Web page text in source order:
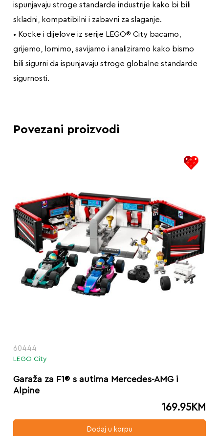
ispunjavaju stroge standarde industrije kako bi bili
skladni, kompatibilni i zabavni za slaganje.
• Kocke i dijelove iz serije LEGO® City bacamo,
grijemo, lomimo, savijamo i analiziramo kako bismo
bili sigurni da ispunjavaju stroge globalne standarde
sigurnosti.
Povezani proizvodi
60444
LEGO City
Garaža za F1® s autima Mercedes-AMG i
Alpine
169.95KM
Dodaj u korpu